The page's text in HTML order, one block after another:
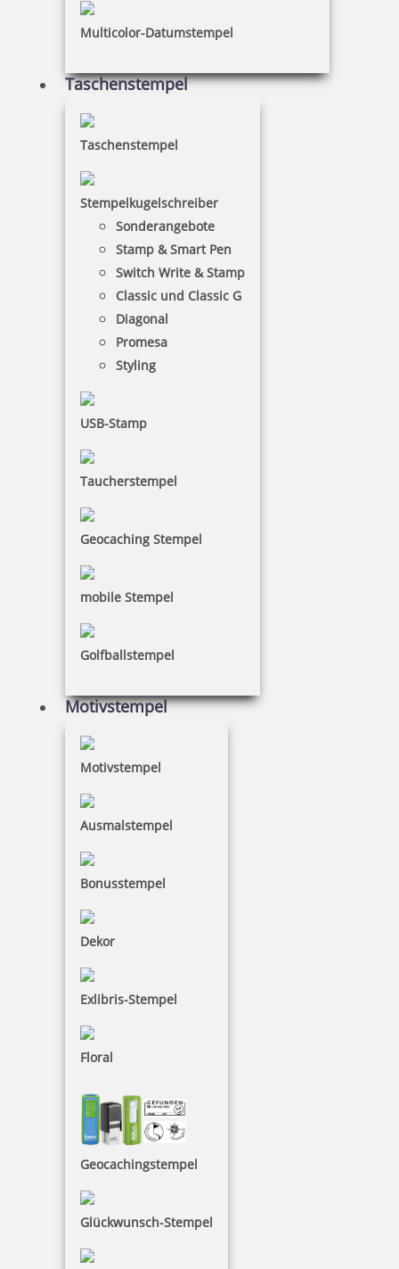
Multicolor-Datumstempel
Taschenstempel
Taschenstempel
Stempelkugelschreiber
Sonderangebote
Stamp & Smart Pen
Switch Write & Stamp
Classic und Classic G
Diagonal
Promesa
Styling
USB-Stamp
Taucherstempel
Geocaching Stempel
mobile Stempel
Golfballstempel
Motivstempel
Motivstempel
Ausmalstempel
Bonusstempel
Dekor
Exlibris-Stempel
Floral
Geocachingstempel
Glückwunsch-Stempel
Kupietz Verdünnung 410 für 8050, BA 4710, CO 4713 50 ml
7,60 €
Kupietz Verdünnung 445 250 ml für Betonsignierfarbe
Kupietz Verdünnung 445 50 ml für Betonsignierfarbe
8,60 €